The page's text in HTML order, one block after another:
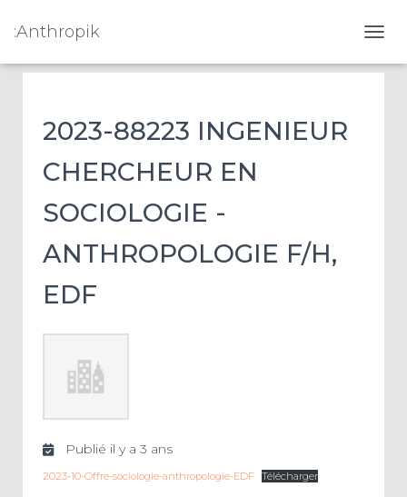
:Anthropik
2023-88223 INGENIEUR
CHERCHEUR EN
SOCIOLOGIE -
ANTHROPOLOGIE F/H,
EDF
Publié il y a 3 ans
2023-10-Offre-sociologie-anthropologie-EDF Télécharger